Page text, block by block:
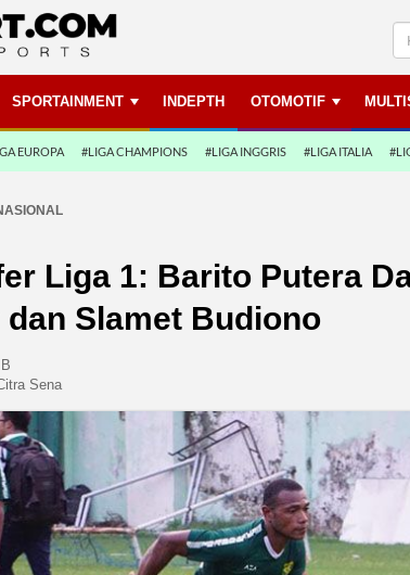
SPORTAINMENT INDEPTH OTOMOTIF
EUROPA #LIGA CHAMPIONS #LIGA INGGRIS #LIGA ITALIA
Liga 1: Barito Putera
Slamet Budiono
Sena